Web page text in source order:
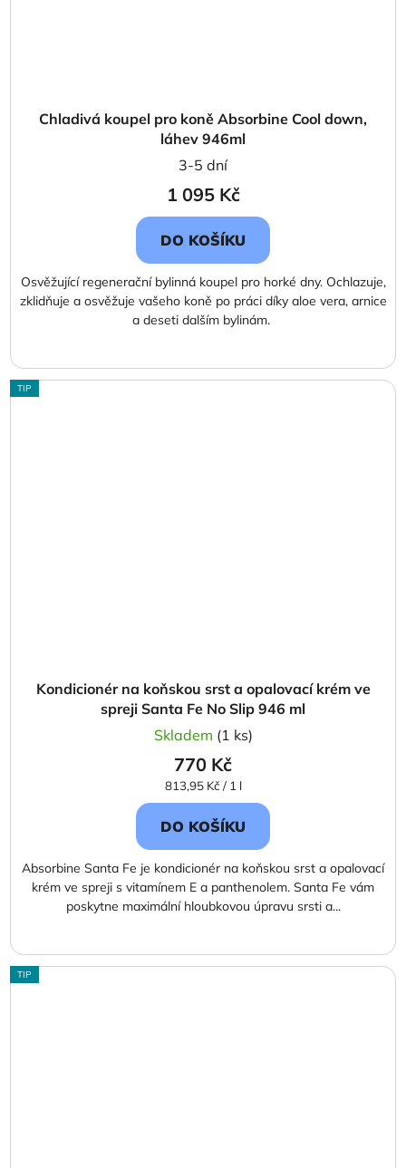
Chladivá koupel pro koně Absorbine Cool down,
láhev 946ml
3-5 dní
1 095 Kč
DO KOŠÍKU
Osvěžující regenerační bylinná koupel pro horké dny. Ochlazuje,
zklidňuje a osvěžuje vašeho koně po práci díky aloe vera, arnice
a deseti dalším bylinám.
TIP
Kondicionér na koňskou srst a opalovací krém ve
spreji Santa Fe No Slip 946 ml
Skladem (1 ks)
770 Kč
Měrná
cena:
813,95 Kč / 1 l
DO KOŠÍKU
Absorbine Santa Fe je kondicionér na koňskou srst a opalovací
krém ve spreji s vitamínem E a panthenolem. Santa Fe vám
poskytne maximální hloubkovou úpravu srsti a...
TIP